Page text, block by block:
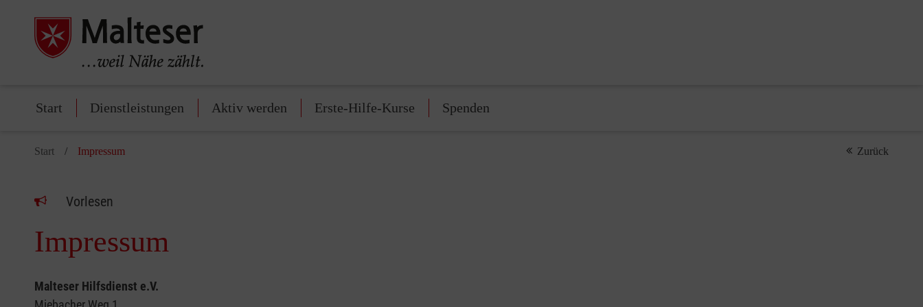
Start Dienstleistungen Aktiv werden Erste-Hilfe-Kurse Spenden
Start Impressum Zurück
Vorlesen
Impressum
Malteser Hilfsdienst e.V.